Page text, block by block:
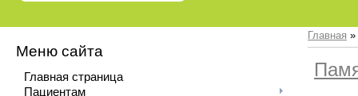
Меню сайта
Главная страница
Пациентам
Главная »